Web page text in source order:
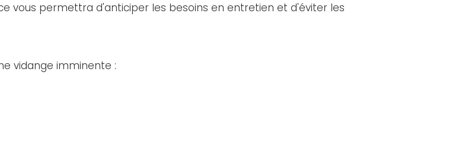
vous permettra d'anticiper les besoins en entretien et d'éviter les
vidange imminente :